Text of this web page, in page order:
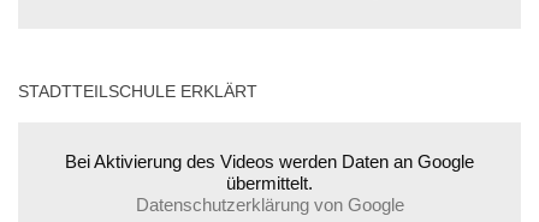
STADTTEILSCHULE ERKLÄRT
Bei Aktivierung des Videos werden Daten an Google
übermittelt.
Datenschutzerklärung von Google